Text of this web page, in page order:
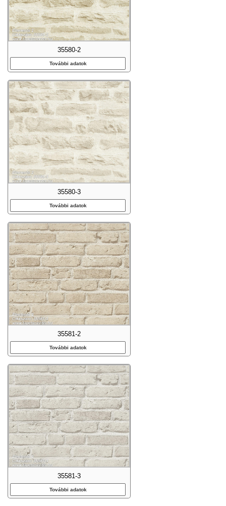
35580-2
További adatok
35580-3
További adatok
35581-2
További adatok
35581-3
További adatok